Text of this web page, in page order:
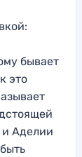
бывает
это
и Аделии